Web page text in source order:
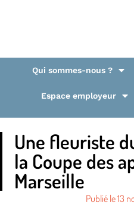
Qui sommes-nous ?
Espace employeur
Une fleuriste
la Coupe des
Marseille
Publié le13